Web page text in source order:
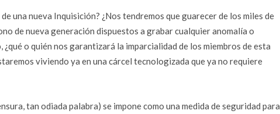
una nueva Inquisición? ¿Nos tendremos que guarecer de los miles de
de nueva generación dispuestos a grabar cualquier anomalía o
o quién nos garantizará la imparcialidad de los miembros de esta
viviendo ya en una cárcel tecnologizada que ya no requiere
tan odiada palabra) se impone como una medida de seguridad para